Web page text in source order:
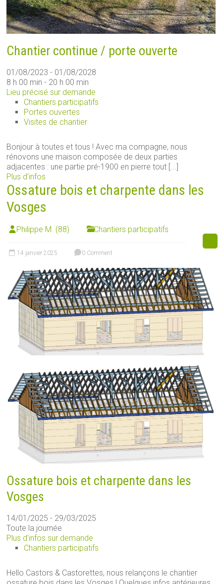
Chantier continue / porte ouverte
01/08/2023 - 01/08/2028
8 h 00 min - 20 h 00 min
Lieu précisé sur demande
Chantiers participatifs
Portes ouvertes
Visites de chantier
Bonjour à toutes et tous ! Avec ma compagne, nous
rénovons une maison composée de deux parties
adjacentes : une partie pré-1900 en pierre tout [...]
Plus d’infos
Ossature bois et charpente dans les
Vosges
Philippe M. (88) Chantiers participatifs
14 janvier 2025 0 Comment
Ossature bois et charpente dans les
Vosges
14/01/2025 - 29/03/2025
Toute la journée
Plus d'infos sur demande
Chantiers participatifs
Hello Castors & Castorettes, nous relançons le chantier